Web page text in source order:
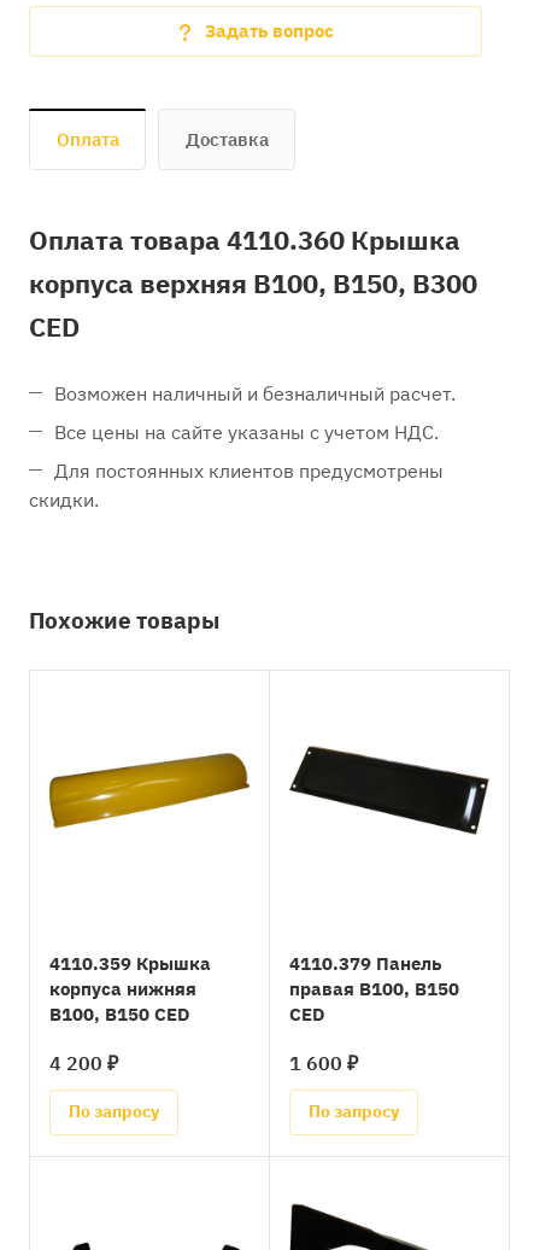
Задать вопрос
Оплата Доставка
Оплата товара 4110.360 Крышка
корпуса верхняя B100, B150, B300
CED
Возможен наличный и безналичный расчет.
Все цены на сайте указаны с учетом НДС.
Для постоянных клиентов предусмотрены
скидки.
Похожие товары
4110.359 Крышка
корпуса нижняя
B100, B150 CED
4 200 ₽
По запросу
4110.379 Панель
правая B100, B150
CED
1 600 ₽
По запросу